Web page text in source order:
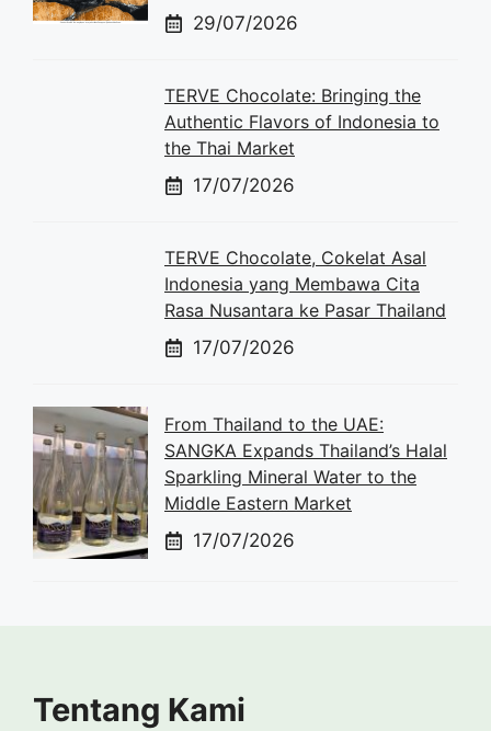
29/07/2026
TERVE Chocolate: Bringing the
Authentic Flavors of Indonesia to
the Thai Market
17/07/2026
TERVE Chocolate, Cokelat Asal
Indonesia yang Membawa Cita
Rasa Nusantara ke Pasar Thailand
17/07/2026
From Thailand to the UAE:
SANGKA Expands Thailand’s Halal
Sparkling Mineral Water to the
Middle Eastern Market
17/07/2026
Tentang Kami